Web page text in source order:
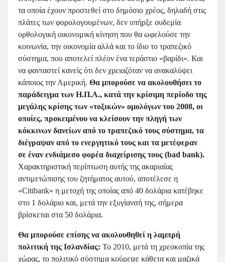
τα οποία έχουν προστεθεί στο δημόσιο χρέος, δηλαδή στις
πλάτες των φορολογουμένων, δεν υπήρξε ουδεμία
ορθολογική οικονομική κίνηση που θα ωφελούσε την
κοινωνία, την οικονομία αλλά και το ίδιο το τραπεζικό
σύστημα, που αποτελεί πλέον ένα τεράστιο «βαρίδι». Και
να φανταστεί κανείς ότι δεν χρειαζόταν να ανακαλύψει
κάποιος την Αμερική. Θα μπορούσε να ακολουθήσει το
παράδειγμα των Η.Π.Α., κατά την κρίσιμη περίοδο της
μεγάλης κρίσης των «τοξικών» ομολόγων του 2008, οι
οποίες, προκειμένου να κλείσουν την πληγή των
κόκκινων δανείων από το τραπεζικό τους σύστημα, τα
διέγραψαν από το ενεργητικό τους και τα μετέφεραν
σε έναν ενδιάμεσο φορέα διαχείρισης τους (bad bank).
Χαρακτηριστική περίπτωση αυτής της ακαριαίας
αντιμετώπισης του ζητήματος αυτού, αποτέλεσε η
«Citibank» η μετοχή της οποίας από 40 δολάρια κατέβηκε
στο 1 δολάριο και, μετά την εξυγίανσή της, σήμερα
βρίσκεται στα 50 δολάρια.
Θα μπορούσε επίσης να ακολουθηθεί η λαμπρή
πολιτική της Ισλανδίας: Το 2010, μετά τη χρεοκοπία της
χώρας, το πολιτικό σύστημα κούρεψε κάθετα και μαζικά